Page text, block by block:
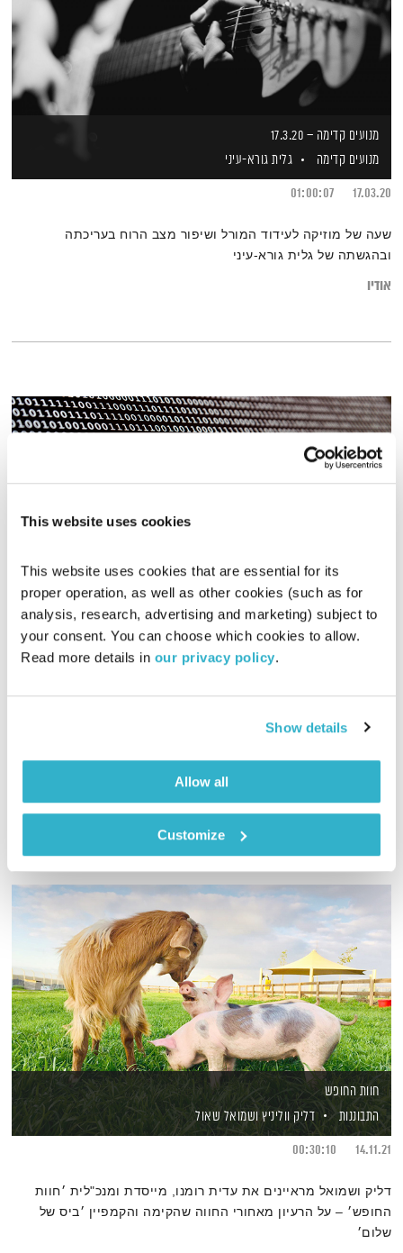
This website uses cookies
This website uses cookies that are essential for its
proper operation, as well as other cookies (such as for
analysis, research, advertising and marketing) subject to
your consent. You can choose which cookies to allow.
Read more details in our privacy policy.
Show details
Allow all
Customize
מנועים קדימה – 17.3.20
מנועים קדימה
גלית גורא-עיני
17.03.20
01:00:07
שעה של מוזיקה לעידוד המורל ושיפור מצב הרוח בעריכתה
ובהגשתה של גלית גורא-עיני
אודיו
כשהוורט והטינדר נפגשו – חלק 1
תכניות וקטעים נבחרים
שדרנים מתחלפים
דייטים, שידוכים, וחשיבות המודעות העצמית כשמחפשים זוגיות –
חוות החופש
התבוננות
דליק ווליניץושמואל שאול
14.11.21
00:30:10
דליק ושמואל מראיינים את עדית רומנו, מייסדת ומנכ"לית ׳חוות
החופש׳ – על הרעיון מאחורי החווה שהקימה והקמפיין ׳ביס של
שלום׳